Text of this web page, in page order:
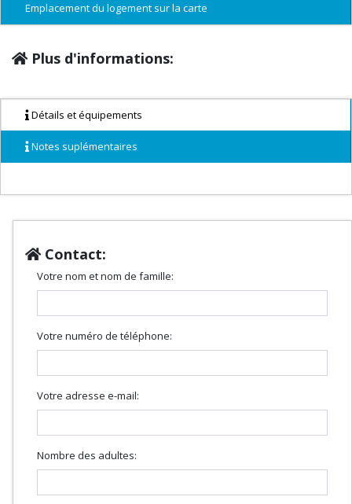
Emplacement du logement sur la carte
Plus d'informations:
Détails et équipements
Notes suplémentaires
Contact:
Votre nom et nom de famille:
Votre numéro de téléphone:
Votre adresse e-mail:
Nombre des adultes: